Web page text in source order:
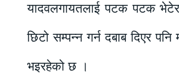
यादवलगायतलाई पटक पटक
छिटो सम्पन्न गर्न दबाब दिएर
भइरहेको छ ।